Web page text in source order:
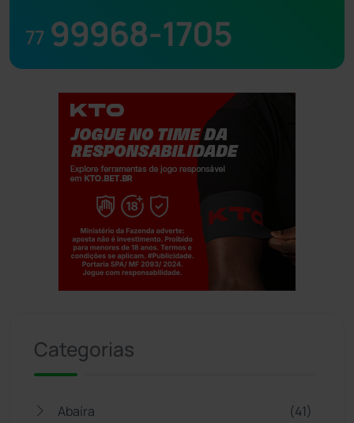
77 99968-1705
Categorias
Abaíra (41)